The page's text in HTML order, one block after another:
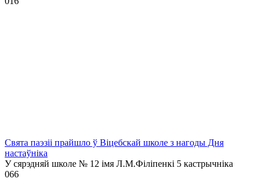
Свята паэзіі прайшло ў Віцебскай школе з нагоды Дня
настаўніка
У сярэдняй школе № 12 імя Л.М.Філіпенкі 5 кастрычніка
066